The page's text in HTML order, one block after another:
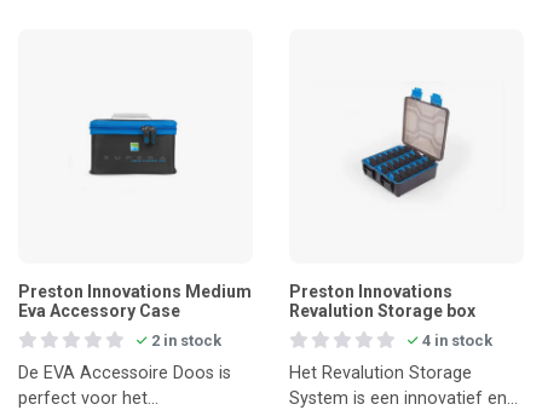
Preston Innovations Medium
Eva Accessory Case
2 in stock
De EVA Accessoire Doos is
perfect voor het
Preston Innovations
Revalution Storage box
4 in stock
Het Revalution Storage
System is een innovatief en